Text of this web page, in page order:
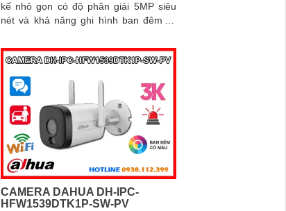
kế nhỏ gọn có độ phân giải 5MP siêu
nét và khả năng ghi hình ban đêm rõ
Color 30m. Camera tích hợp micro thu
âm, phát hiện chính xác người và
phương tiện, hỗ trợ thẻ nhớ lên đến
256GB, đảm bảo ghi hình liên tục và
hiệu quả
CAMERA DAHUA DH-IPC-
HFW1539DTK1P-SW-PV